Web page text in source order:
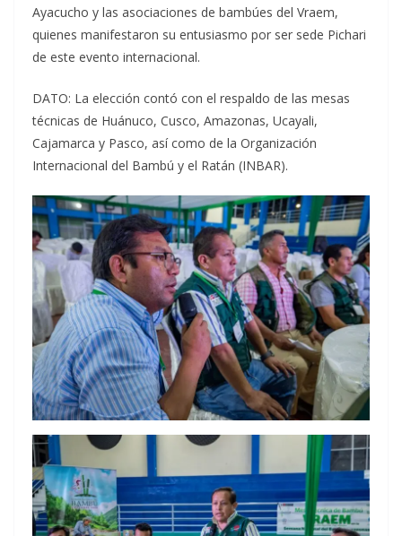
Ayacucho y las asociaciones de bambúes del Vraem,
quienes manifestaron su entusiasmo por ser sede Pichari
de este evento internacional.
DATO: La elección contó con el respaldo de las mesas
técnicas de Huánuco, Cusco, Amazonas, Ucayali,
Cajamarca y Pasco, así como de la Organización
Internacional del Bambú y el Ratán (INBAR).